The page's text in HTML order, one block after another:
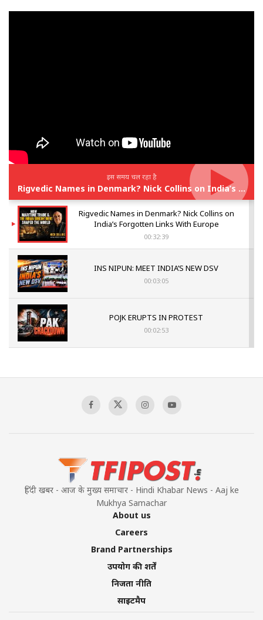
इस समय चल रहा है
Rigvedic Names in Denmark? Nick Collins on India’s Forgotten Links With Europe
Rigvedic Names in Denmark? Nick Collins on
India’s Forgotten Links With Europe
00:32:39
INS NIPUN: MEET INDIA’S NEW DSV
00:03:05
POJK ERUPTS IN PROTEST
00:02:53
Sagar
हिंदी खबर - आज के मुख्य समाचार - Hindi Khabar News - Aaj ke
Mukhya Samachar
About us
Careers
Brand Partnerships
उपयोग की शर्तें
निजता नीति
साइटमैप